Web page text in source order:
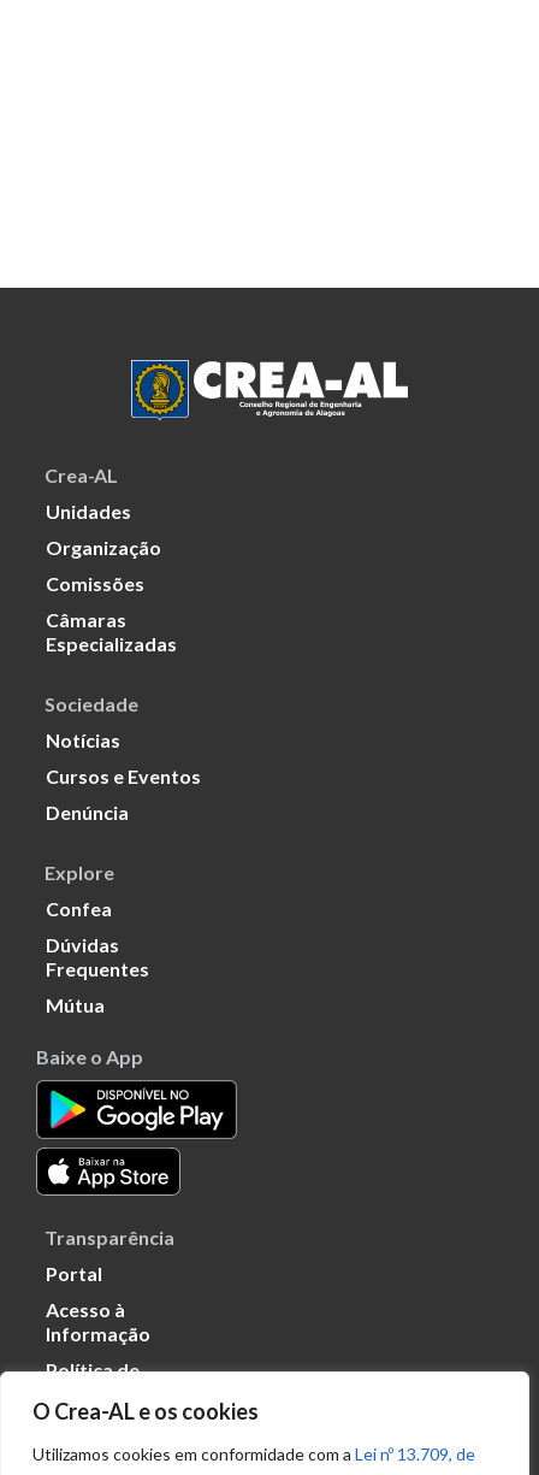
O Crea-AL e os cookies
Utilizamos cookies em conformidade com a Lei nº 13.709, de
Crea-AL
Unidades
Organização
Comissões
Câmaras
Especializadas
Sociedade
Notícias
Cursos e Eventos
Denúncia
Explore
Confea
Dúvidas
Frequentes
Mútua
Baixe o App
Transparência
Portal
Acesso à
Informação
Política de
Dados